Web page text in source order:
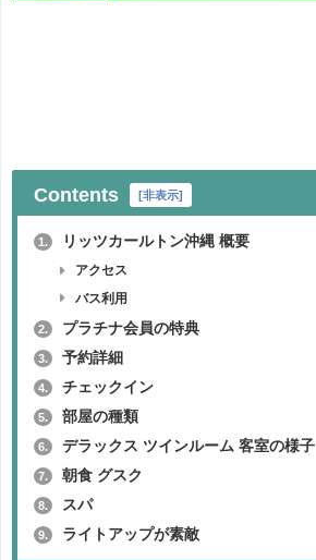
Contents [非表示]
1. リッツカールトン沖縄 概要
アクセス
バス利用
2. プラチナ会員の特典
3. 予約詳細
4. チェックイン
5. 部屋の種類
6. デラックス ツインルーム 客室の様子
7. 朝食 グスク
8. スパ
9. ライトアップが素敵